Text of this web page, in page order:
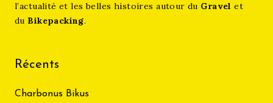
l’actualité et les belles histoires autour du Gravel et
du Bikepacking.
Récents
Charbonus Bikus